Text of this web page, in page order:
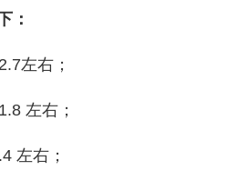
：
左右；
左右；
左右；